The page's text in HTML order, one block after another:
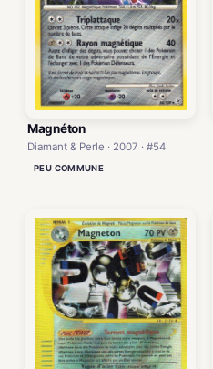
Magnéton
Diamant & Perle · 2007 · #54
PEU COMMUNE